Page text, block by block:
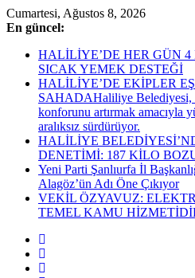
Skip
to
Cumartesi, Ağustos 8, 2026
En güncel:
HALİLİYE’DE HER GÜN 4
SICAK YEMEK DESTEĞİ
HALİLİYE’DE EKİPLER
SAHADAHaliliye Belediyesi,
konforunu artırmak amacıyla
aralıksız sürdürüyor.
HALİLİYE
DENETİMİ: 187 KİLO
Yeni Parti Şanlıurfa İl
Alagöz’ün Adı Öne Çıkıyor
VEKİL ÖZYAVUZ:
TEMEL KAMU